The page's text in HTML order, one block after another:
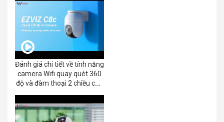
Đánh giá chi tiết về tính năng
camera Wifi quay quét 360
độ và đàm thoại 2 chiều của